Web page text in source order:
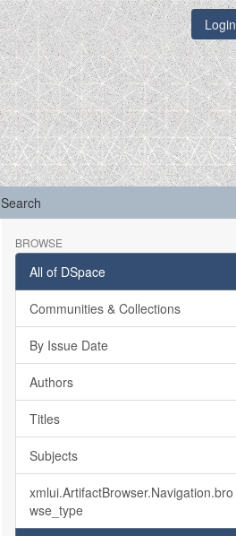
Login
Search
BROWSE
All of DSpace
Communities & Collections
By Issue Date
Authors
Titles
Subjects
xmlui.ArtifactBrowser.Navigation.bro
wse_type